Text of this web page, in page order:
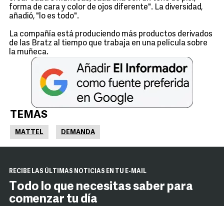
forma de cara y color de ojos diferente". La diversidad,
añadió, "lo es todo".
La compañía está produciendo más productos derivados
de las Bratz al tiempo que trabaja en una película sobre
la muñeca.
TEMAS
MATTEL DEMANDA
RECIBE LAS ÚLTIMAS NOTICIAS EN TU E-MAIL
Todo lo que necesitas saber para
comenzar tu día